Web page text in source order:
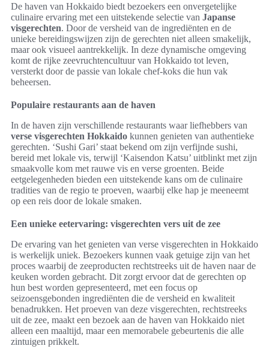
De haven van Hokkaido biedt bezoekers een onvergetelijke
culinaire ervaring met een uitstekende selectie van Japanse
visgerechten. Door de versheid van de ingrediënten en de
unieke bereidingswijzen zijn de gerechten niet alleen smakelijk,
maar ook visueel aantrekkelijk. In deze dynamische omgeving
komt de rijke zeevruchtencultuur van Hokkaido tot leven,
versterkt door de passie van lokale chef-koks die hun vak
beheersen.
Populaire restaurants aan de haven
In de haven zijn verschillende restaurants waar liefhebbers van
verse visgerechten Hokkaido kunnen genieten van authentieke
gerechten. ‘Sushi Gari’ staat bekend om zijn verfijnde sushi,
bereid met lokale vis, terwijl ‘Kaisendon Katsu’ uitblinkt met zijn
smaakvolle kom met rauwe vis en verse groenten. Beide
eetgelegenheden bieden een uitstekende kans om de culinaire
tradities van de regio te proeven, waarbij elke hap je meeneemt
op een reis door de lokale smaken.
Een unieke eetervaring: visgerechten vers uit de zee
De ervaring van het genieten van verse visgerechten in Hokkaido
is werkelijk uniek. Bezoekers kunnen vaak getuige zijn van het
proces waarbij de zeeproducten rechtstreeks uit de haven naar de
keuken worden gebracht. Dit zorgt ervoor dat de gerechten op
hun best worden gepresenteerd, met een focus op
seizoensgebonden ingrediënten die de versheid en kwaliteit
benadrukken. Het proeven van deze visgerechten, rechtstreeks
uit de zee, maakt een bezoek aan de haven van Hokkaido niet
alleen een maaltijd, maar een memorabele gebeurtenis die alle
zintuigen prikkelt.